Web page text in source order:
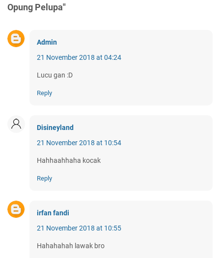
Opung Pelupa"
Admin
21 November 2018 at 04:24
Lucu gan :D
Reply
Disineyland
21 November 2018 at 10:54
Hahhaahhaha kocak
Reply
irfan fandi
21 November 2018 at 10:55
Hahahahah lawak bro